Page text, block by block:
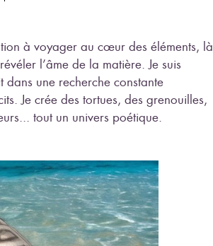
à voyager au cœur des éléments, là
l’âme de la matière. Je suis
dans une recherche constante
Je crée des tortues, des grenouilles,
tout un univers poétique.